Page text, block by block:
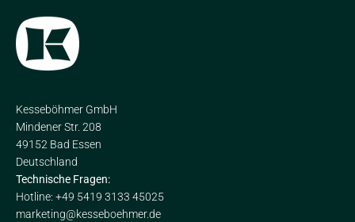
Kesseböhmer GmbH
Mindener Str. 208
49152 Bad Essen
Deutschland
Technische Fragen:
Hotline: +49 5419 3133 45025
marketing@kesseboehmer.de